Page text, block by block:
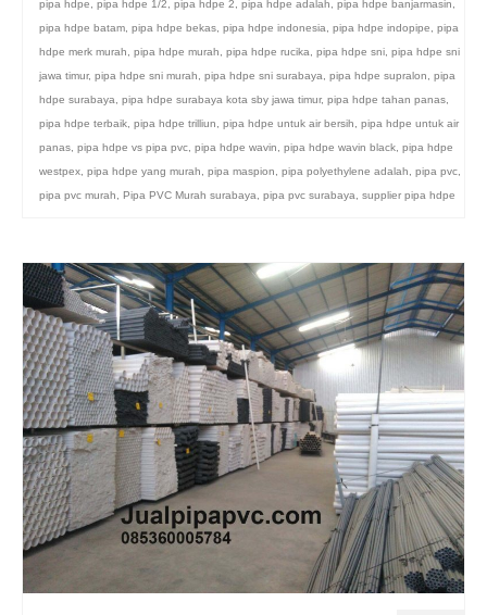
pipa hdpe
pipa hdpe 1/2 pipa hdpe 2 pipa hdpe adalah pipa hdpe banjarmasin
pipa hdpe batam pipa hdpe bekas pipa hdpe indonesia pipa hdpe indopipe
pipa
hdpe merk murah
pipa hdpe murah pipa hdpe rucika pipa hdpe sni pipa hdpe sni
jawa timur, pipa hdpe sni murah pipa hdpe sni surabaya pipa hdpe supralon
pipa
hdpe surabaya
pipa hdpe surabaya kota sby jawa timur, pipa hdpe tahan panas
pipa hdpe terbaik pipa hdpe trilliun pipa hdpe untuk air bersih
pipa hdpe untuk air
panas pipa hdpe vs pipa pvc pipa hdpe wavin pipa hdpe wavin black pipa hdpe
westpex pipa hdpe yang murah pipa maspion pipa polyethylene adalah pipa pvc
pipa pvc murah
Pipa PVC Murah surabaya pipa pvc surabaya supplier pipa hdpe